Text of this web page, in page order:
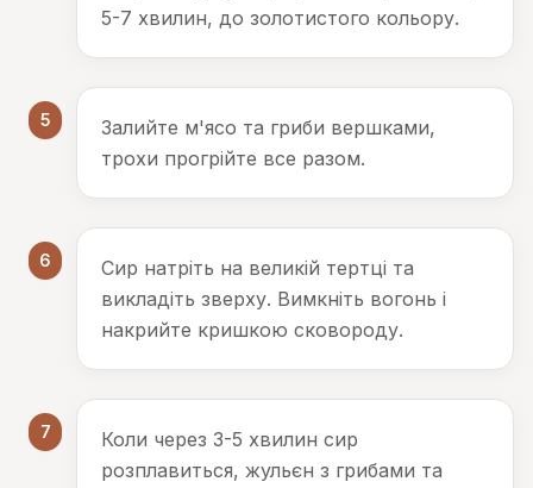
5-7 хвилин, до золотистого кольору.
5
Залийте м'ясо та гриби вершками,
трохи прогрійте все разом.
6
Сир натріть на великій тертці та
викладіть зверху. Вимкніть вогонь і
накрийте кришкою сковороду.
7
Коли через 3-5 хвилин сир
розплавиться, жульєн з грибами та